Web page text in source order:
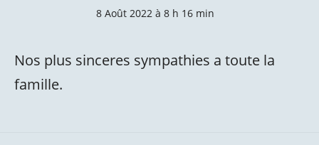
8 Août 2022 à 8 h 16 min
Nos plus sinceres sympathies a toute la
famille.